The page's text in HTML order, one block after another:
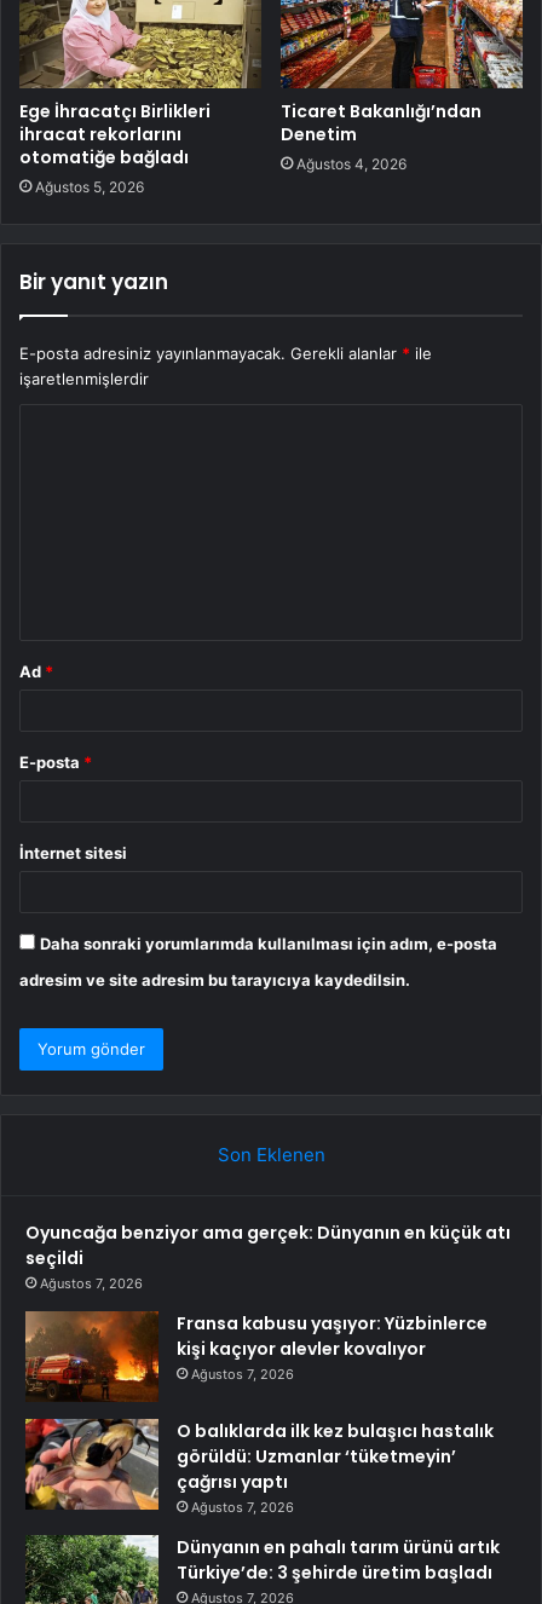
Ege İhracatçı Birlikleri
ihracat rekorlarını
otomatiğe bağladı
Ağustos 5, 2026
Ticaret Bakanlığı’ndan
Denetim
Ağustos 4, 2026
Bir yanıt yazın
E-posta adresiniz yayınlanmayacak. Gerekli alanlar * ile
işaretlenmişlerdir
Ad *
E-posta *
İnternet sitesi
Daha sonraki yorumlarımda kullanılması için adım, e-posta
adresim ve site adresim bu tarayıcıya kaydedilsin.
Son Eklenen
Oyuncağa benziyor ama gerçek: Dünyanın en küçük atı
seçildi
Ağustos 7, 2026
Fransa kabusu yaşıyor: Yüzbinlerce
kişi kaçıyor alevler kovalıyor
Ağustos 7, 2026
O balıklarda ilk kez bulaşıcı hastalık
görüldü: Uzmanlar ‘tüketmeyin’
çağrısı yaptı
Ağustos 7, 2026
Dünyanın en pahalı tarım ürünü artık
Türkiye’de: 3 şehirde üretim başladı
Ağustos 7, 2026